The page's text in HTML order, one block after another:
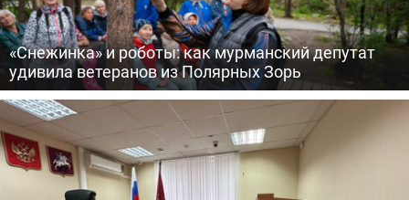
«Снежинка» и роботы: как мурманский депутат
удивила ветеранов из Полярных Зорь